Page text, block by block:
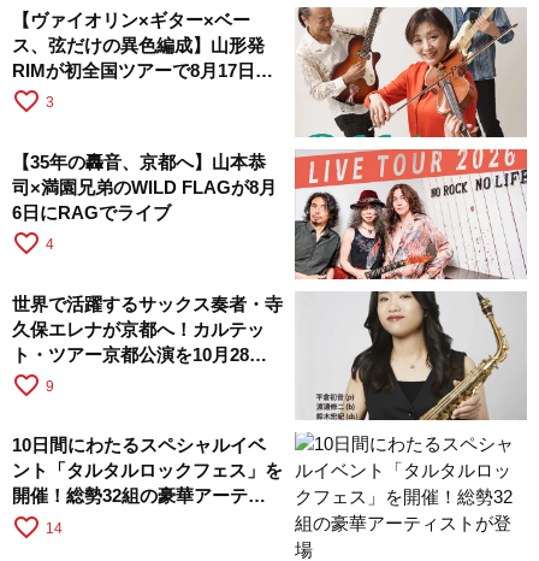
【ヴァイオリン×ギター×ベー
ス、弦だけの異色編成】山形発
RIMが初全国ツアーで8月17日に
RAGへ
favorite_border 3
【35年の轟音、京都へ】山本恭
司×満園兄弟のWILD FLAGが8月
6日にRAGでライブ
favorite_border 4
世界で活躍するサックス奏者・寺
久保エレナが京都へ！カルテッ
ト・ツアー京都公演を10月28日
に開催
favorite_border 9
10日間にわたるスペシャルイベ
ント「タルタルロックフェス」を
開催！総勢32組の豪華アーティ
ストが登場
favorite_border 14